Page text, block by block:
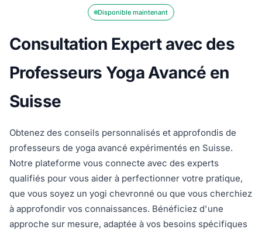
Disponible maintenant
Consultation Expert avec des
Professeurs Yoga Avancé en
Suisse
Obtenez des conseils personnalisés et approfondis de
professeurs de yoga avancé expérimentés en Suisse.
Notre plateforme vous connecte avec des experts
qualifiés pour vous aider à perfectionner votre pratique,
que vous soyez un yogi chevronné ou que vous cherchiez
à approfondir vos connaissances. Bénéficiez d'une
approche sur mesure, adaptée à vos besoins spécifiques